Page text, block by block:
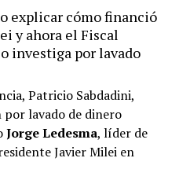
explicar cómo financió
y ahora el Fiscal
investiga por lavado
Patricio Sabdadini,
lavado de dinero
Jorge Ledesma, líder de
Javier Milei en